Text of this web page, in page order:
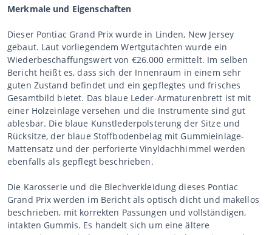
Merkmale und Eigenschaften
Dieser Pontiac Grand Prix wurde in Linden, New Jersey
gebaut. Laut vorliegendem Wertgutachten wurde ein
Wiederbeschaffungswert von €26.000 ermittelt. Im selben
Bericht heißt es, dass sich der Innenraum in einem sehr
guten Zustand befindet und ein gepflegtes und frisches
Gesamtbild bietet. Das blaue Leder-Armaturenbrett ist mit
einer Holzeinlage versehen und die Instrumente sind gut
ablesbar. Die blaue Kunstlederpolsterung der Sitze und
Rücksitze, der blaue Stoffbodenbelag mit Gummieinlage-
Mattensatz und der perforierte Vinyldachhimmel werden
ebenfalls als gepflegt beschrieben.
Die Karosserie und die Blechverkleidung dieses Pontiac
Grand Prix werden im Bericht als optisch dicht und makellos
beschrieben, mit korrekten Passungen und vollständigen,
intakten Gummis. Es handelt sich um eine ältere